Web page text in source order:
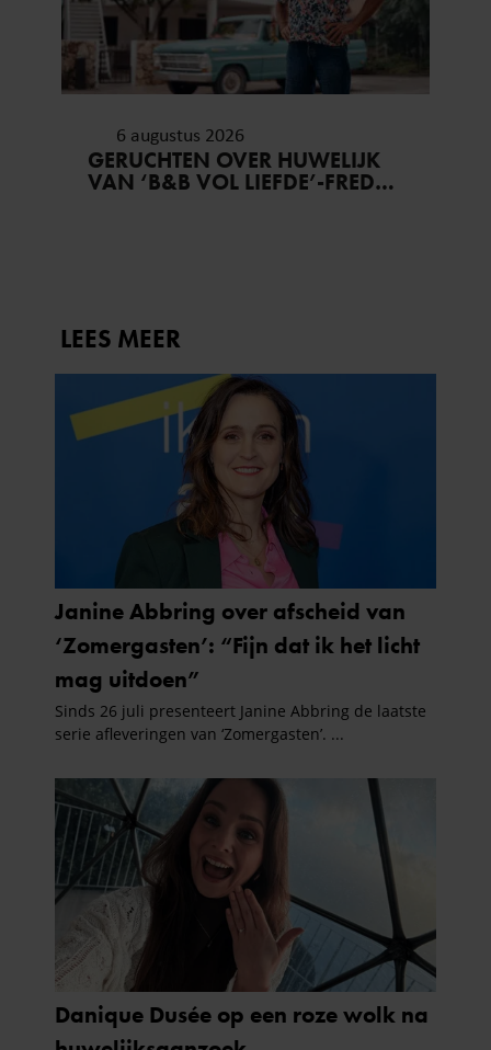
6 augustus 2026
GERUCHTEN OVER HUWELIJK
VAN ‘B&B VOL LIEFDE’-FRED